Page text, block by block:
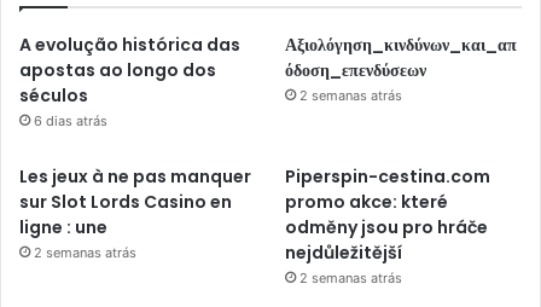
A evolução histórica das
apostas ao longo dos
séculos
6 dias atrás
Αξιολόγηση_κινδύνων_και_απ
όδοση_επενδύσεων
2 semanas atrás
Les jeux à ne pas manquer
sur Slot Lords Casino en
ligne : une
2 semanas atrás
Piperspin-cestina.com
promo akce: které
odměny jsou pro hráče
nejdůležitější
2 semanas atrás